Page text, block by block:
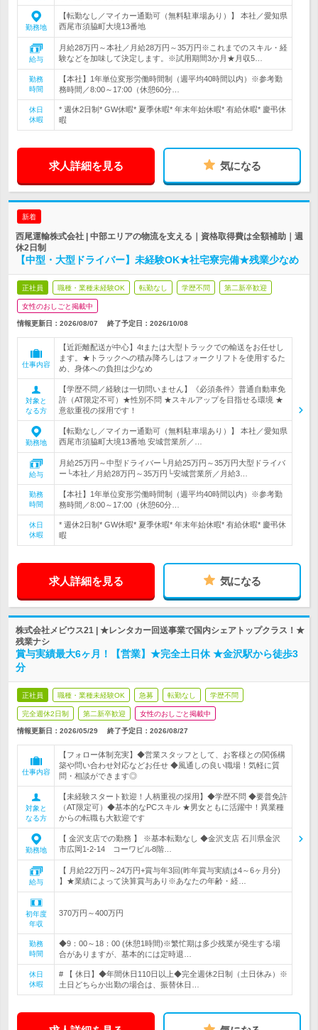
勤務地
【転勤なし／マイカー通勤可（無料駐車場あり）】 本社／愛知県
西尾市須脇町大境13番地
給与
月給28万円～本社／月給28万円～35万円※これまでのスキル・経
験などを加味して決定します。※試用期間3か月★月収5…
勤務
時間
【本社】1年単位変形労働時間制（週平均40時間以内）※参考勤
務時間／8:00～17:00（休憩60分…
休日
休暇
* 週休2日制* GW休暇* 夏季休暇* 年末年始休暇* 有給休暇* 慶弔休
暇
求人詳細を見る 気になる
新着
西尾運輸株式会社 | 中部エリアの物流を支える｜資格取得費は全額補助｜週
休2日制
【中型・大型ドライバー】未経験OK★社宅寮完備★残業少なめ
正社員 職種・業種未経験OK 転勤なし 学歴不問 第二新卒歓迎
女性のおしごと掲載中
情報更新日：2026/08/07 終了予定日： 2026/10/08
仕事内容
【近距離配送が中心】4tまたは大型トラックでの輸送をお任せし
ます。★トラックへの積み降ろしはフォークリフトを使用するた
め、身体への負担は少なめ
対象と
なる方
【学歴不問／経験は一切問いません】《必須条件》普通自動車免
許（AT限定不可）★性別不問 ★スキルアップを目指せる環境 ★
意欲重視の採用です！
勤務地
【転勤なし／マイカー通勤可（無料駐車場あり）】 本社／愛知県
西尾市須脇町大境13番地 安城営業所／…
給与
月給25万円～中型ドライバー└月給25万円～35万円大型ドライバ
ー└本社／月給28万円～35万円└安城営業所／月給3…
勤務
時間
【本社】1年単位変形労働時間制（週平均40時間以内）※参考勤
務時間／8:00～17:00（休憩60分…
休日
休暇
* 週休2日制* GW休暇* 夏季休暇* 年末年始休暇* 有給休暇* 慶弔休
暇
求人詳細を見る 気になる
株式会社メビウス21 | ★レンタカー回送事業で国内シェアトップクラス！★
残業ナシ
賞与実績最大6ヶ月！【営業】★完全土日休 ★金沢駅から徒歩3
分
正社員 職種・業種未経験OK 急募 転勤なし 学歴不問
完全週休2日制 第二新卒歓迎 女性のおしごと掲載中
情報更新日：2026/05/29 終了予定日： 2026/08/27
仕事内容
【フォロー体制充実】◆営業スタッフとして、お客様との関係構
築や問い合わせ対応などお任せ ◆風通しの良い職場！気軽に質
問・相談ができます◎
対象と
なる方
【未経験スタート歓迎！人柄重視の採用】◆学歴不問 ◆要普免許
（AT限定可）◆基本的なPCスキル ★男女ともに活躍中！異業種
からの転職も大歓迎です
勤務地
【 金沢支店での勤務 】 ※基本転勤なし ◆金沢支店 石川県金沢
市広岡1-2-14 コーワビル8階…
給与
【 月給22万円～24万円+賞与年3回(昨年賞与実績は4～6ヶ月分)
】★業績によって決算賞与あり※あなたの年齢・経…
初年度
年収
370万円～400万円
勤務
時間
◆9：00～18：00 (休憩1時間)※繁忙期は多少残業が発生する場
合がありますが、基本的には定時退…
休日
休暇
# 【 休日】◆年間休日110日以上◆完全週休2日制（土日休み）※
土日どちらか出勤の場合は、振替休日…